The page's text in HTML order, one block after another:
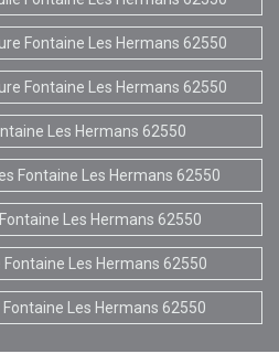
Fontaine Les Hermans 62550
Fontaine Les Hermans 62550
Les Hermans 62550
Fontaine Les Hermans 62550
Les Hermans 62550
Les Hermans 62550
Les Hermans 62550